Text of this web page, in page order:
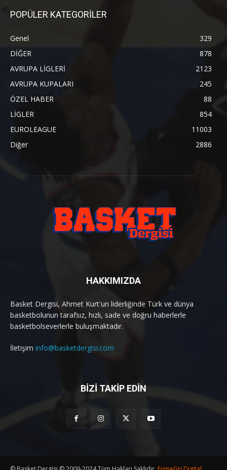
POPÜLER KATEGORİLER
Genel
329
DİĞER
878
AVRUPA LİGLERİ
2123
AVRUPA KUPALARI
245
ÖZEL HABER
88
LİGLER
854
EUROLEAGUE
11003
Diğer
2886
HAKKIMIZDA
Basket Dergisi, Ahmet Kurt'un liderliğinde Türk ve dünya
basketbolunun tarafsız, hızlı, sade ve doğru haberlerle
basketbolseverlerle buluşmaktadır.
İletişim info@basketdergisi.com
BİZİ TAKİP EDİN